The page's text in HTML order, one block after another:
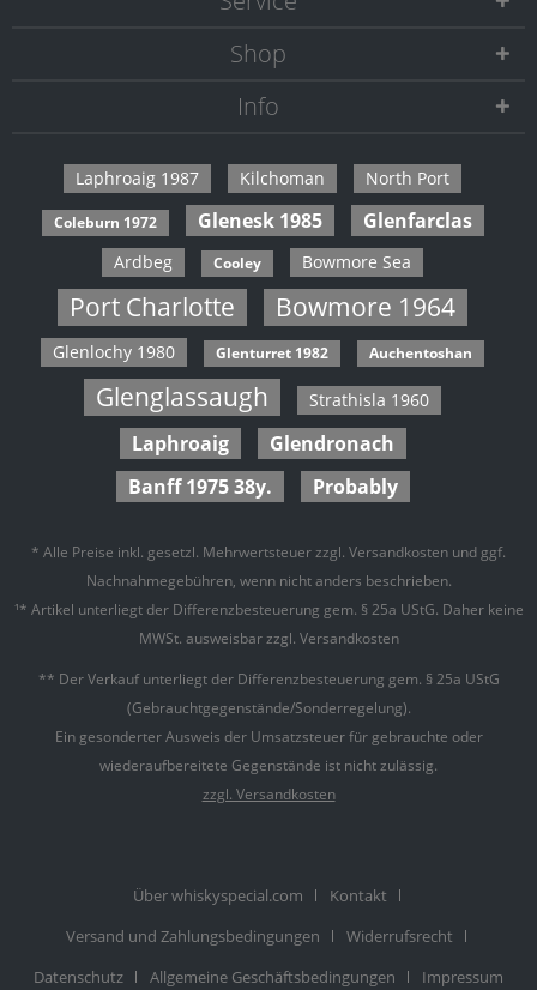
Shop
Info
Laphroaig 1987 Kilchoman North Port
Coleburn 1972 Glenesk 1985 Glenfarclas
Ardbeg Cooley Bowmore Sea
Port Charlotte Bowmore 1964
Glenlochy 1980 Glenturret 1982 Auchentoshan
Glenglassaugh Strathisla 1960
Laphroaig
Glendronach
Banff 1975 38y.
Probably
* Alle Preise inkl. gesetzl. Mehrwertsteuer zzgl. Versandkosten und ggf.
Nachnahmegebühren, wenn nicht anders beschrieben.
¹* Artikel unterliegt der Differenzbesteuerung gem. § 25a UStG. Daher keine
MWSt. ausweisbar zzgl. Versandkosten
** Der Verkauf unterliegt der Differenzbesteuerung gem. § 25a UStG
(Gebrauchtgegenstände/Sonderregelung).
Ein gesonderter Ausweis der Umsatzsteuer für gebrauchte oder
wiederaufbereitete Gegenstände ist nicht zulässig.
zzgl. Versandkosten
Über whiskyspecial.com
Kontakt
Versand und Zahlungsbedingungen
Widerrufsrecht
Datenschutz
Allgemeine Geschäftsbedingungen Impressum